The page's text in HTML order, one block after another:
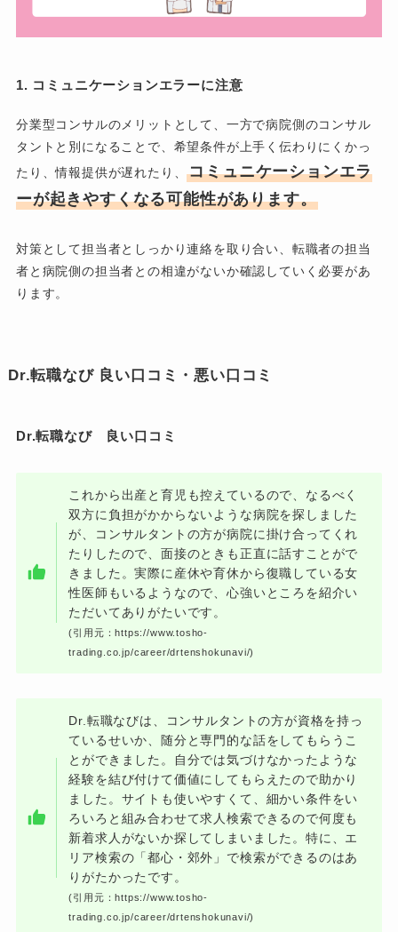
1. コミュニケーションエラーに注意
分業型コンサルのメリットとして、一方で病院側のコンサル
タントと別になることで、希望条件が上手く伝わりにくかっ
たり、情報提供が遅れたり、コミュニケーションエラ
ーが起きやすくなる可能性があります。
対策として担当者としっかり連絡を取り合い、転職者の担当
者と病院側の担当者との相違がないか確認していく必要があ
ります。
Dr.転職なび 良い口コミ・悪い口コミ
Dr.転職なび 良い口コミ
これから出産と育児も控えているので、なるべく
双方に負担がかからないような病院を探しました
が、コンサルタントの方が病院に掛け合ってくれ
たりしたので、面接のときも正直に話すことがで
きました。実際に産休や育休から復職している女
性医師もいるようなので、心強いところを紹介い
ただいてありがたいです。
(引用元：https://www.tosho-
trading.co.jp/career/drtenshokunavi/)
Dr.転職なびは、コンサルタントの方が資格を持っ
ているせいか、随分と専門的な話をしてもらうこ
とができました。自分では気づけなかったような
経験を結び付けて価値にしてもらえたので助かり
ました。サイトも使いやすくて、細かい条件をい
ろいろと組み合わせて求人検索できるので何度も
新着求人がないか探してしまいました。特に、エ
リア検索の「都心・郊外」で検索ができるのはあ
りがたかったです。
(引用元：https://www.tosho-
trading.co.jp/career/drtenshokunavi/)